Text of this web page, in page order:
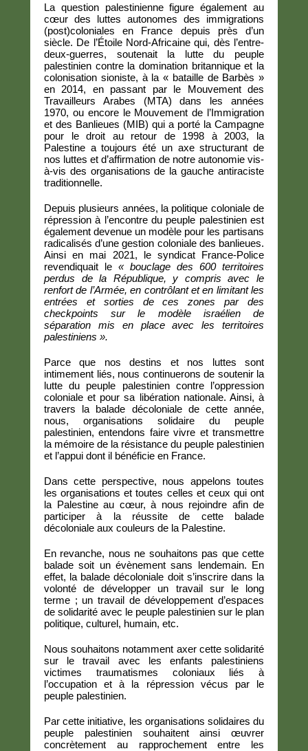
La question palestinienne figure également au
cœur des luttes autonomes des immigrations
(post)coloniales en France depuis près d’un
siècle. De l’Étoile Nord-Africaine qui, dès l’entre-
deux-guerres, soutenait la lutte du peuple
palestinien contre la domination britannique et la
colonisation sioniste, à la « bataille de Barbès »
en 2014, en passant par le Mouvement des
Travailleurs Arabes (MTA) dans les années
1970, ou encore le Mouvement de l’Immigration
et des Banlieues (MIB) qui a porté la Campagne
pour le droit au retour de 1998 à 2003, la
Palestine a toujours été un axe structurant de
nos luttes et d’affirmation de notre autonomie vis-
à-vis des organisations de la gauche antiraciste
traditionnelle.
Depuis plusieurs années, la politique coloniale de
répression à l’encontre du peuple palestinien est
également devenue un modèle pour les partisans
radicalisés d’une gestion coloniale des banlieues.
Ainsi en mai 2021, le syndicat France-Police
revendiquait le « bouclage des 600 territoires
perdus de la République, y compris avec le
renfort de l’Armée, en contrôlant et en limitant les
entrées et sorties de ces zones par des
checkpoints sur le modèle israélien de
séparation mis en place avec les territoires
palestiniens ».
Parce que nos destins et nos luttes sont
intimement liés, nous continuerons de soutenir la
lutte du peuple palestinien contre l’oppression
coloniale et pour sa libération nationale. Ainsi, à
travers la balade décoloniale de cette année,
nous, organisations solidaire du peuple
palestinien, entendons faire vivre et transmettre
la mémoire de la résistance du peuple palestinien
et l’appui dont il bénéficie en France.
Dans cette perspective, nous appelons toutes
les organisations et toutes celles et ceux qui ont
la Palestine au cœur, à nous rejoindre afin de
participer à la réussite de cette balade
décoloniale aux couleurs de la Palestine.
En revanche, nous ne souhaitons pas que cette
balade soit un évènement sans lendemain. En
effet, la balade décoloniale doit s’inscrire dans la
volonté de développer un travail sur le long
terme ; un travail de développement d’espaces
de solidarité avec le peuple palestinien sur le plan
politique, culturel, humain, etc.
Nous souhaitons notamment axer cette solidarité
sur le travail avec les enfants palestiniens
victimes traumatismes coloniaux liés à
l’occupation et à la répression vécus par le
peuple palestinien.
Par cette initiative, les organisations solidaires du
peuple palestinien souhaitent ainsi œuvrer
concrètement au rapprochement entre les